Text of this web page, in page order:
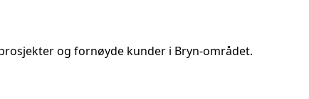
og fornøyde kunder i Bryn-området.